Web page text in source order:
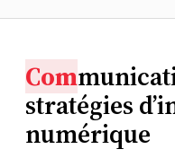
Com
stratégies
numérique